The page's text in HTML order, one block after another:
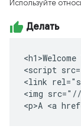
Используйте
Делать
<script
<link
<img
<p>A <a